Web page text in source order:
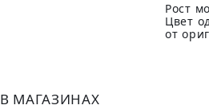
Рост
Цвет
от
В МАГАЗИНАХ